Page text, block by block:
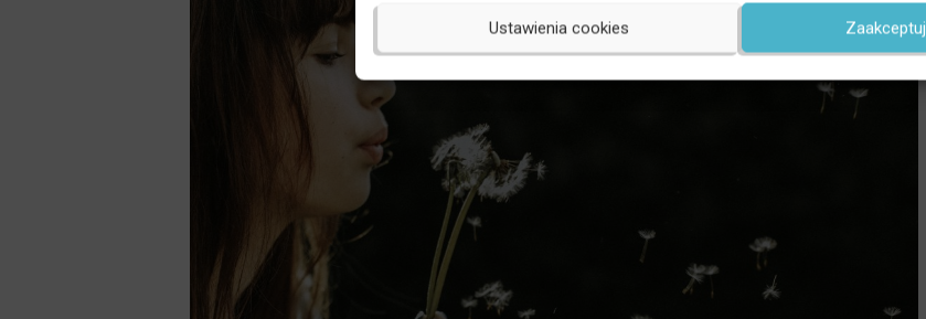
Ustawienia cookies